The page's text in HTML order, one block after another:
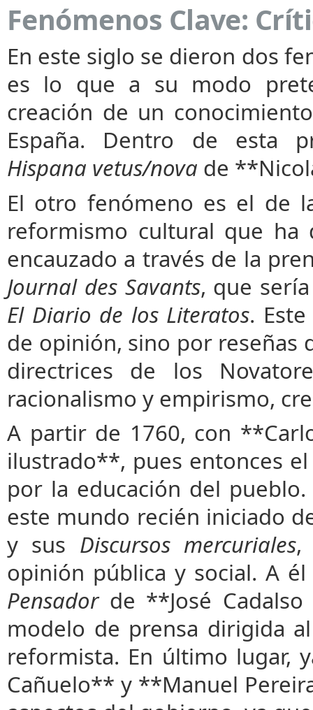
Fenómenos Clave:
En este siglo se dieron dos
es lo que a su modo
creación de un
España. Dentro de esta
Hispana vetus/nova de
El otro fenómeno es el de
reformismo cultural que
encauzado a través de la
Journal des Savants, que
El Diario de los Literatos.
de opinión, sino por reseñas
directrices de los
racionalismo y empirismo,
A partir de 1760, con
ilustrado**, pues entonces
por la educación del
este mundo recién iniciado
y sus Discursos mercuriales,
opinión pública y social. A
Pensadorde **José
modelo de prensa dirigida
reformista. En último lugar,
Cañuelo** y **Manuel